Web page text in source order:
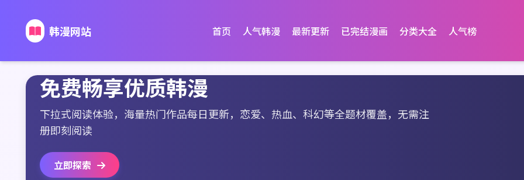
韩漫网站 首页 人气韩漫 最新更新 已完结漫画 分类大全 人气榜
免费畅享优质韩漫
下拉式阅读体验，海量热门作品每日更新，恋爱、热血、科幻等全题材覆盖，无需注
册即刻阅读
立即探索